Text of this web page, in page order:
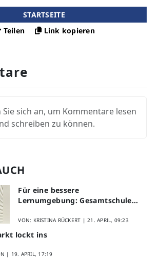
STARTSEITE
Teilen
Link kopieren
sich an, um Kommentare lesen
schreiben zu können.
Für eine bessere
Lernumgebung: Gesamtschule
Schülerfeedback
VON: KRISTINA RÜCKERT |21. APRIL, 09:23
lockt ins
| 19. APRIL, 17:19